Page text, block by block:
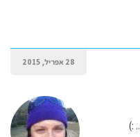
28 אפריל, 2015
:)